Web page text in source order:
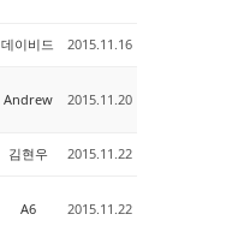
데이비드 2015.11.16
Andrew 2015.11.20
김현우 2015.11.22
A6 2015.11.22